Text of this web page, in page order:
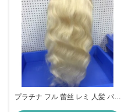
プラチナ フル 蕾丝 レミ 人髪 パー